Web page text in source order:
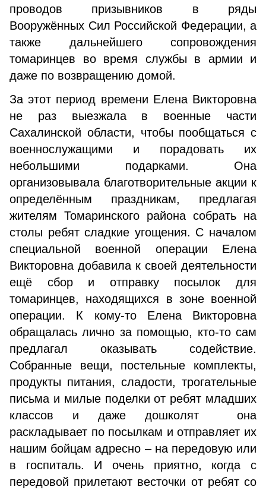
проводов призывников в ряды
Вооружённых Сил Российской Федерации, а
также дальнейшего сопровождения
томаринцев во время службы в армии и
даже по возвращению домой.
За этот период времени Елена Викторовна
не раз выезжала в военные части
Сахалинской области, чтобы пообщаться с
военнослужащими и порадовать их
небольшими подарками. Она
организовывала благотворительные акции к
определённым праздникам, предлагая
жителям Томаринского района собрать на
столы ребят сладкие угощения. С началом
специальной военной операции Елена
Викторовна добавила к своей деятельности
ещё сбор и отправку посылок для
томаринцев, находящихся в зоне военной
операции. К кому-то Елена Викторовна
обращалась лично за помощью, кто-то сам
предлагал оказывать содействие.
Собранные вещи, постельные комплекты,
продукты питания, сладости, трогательные
письма и милые поделки от ребят младших
классов и даже дошколят она
раскладывает по посылкам и отправляет их
нашим бойцам адресно – на передовую или
в госпиталь. И очень приятно, когда с
передовой прилетают весточки от ребят со